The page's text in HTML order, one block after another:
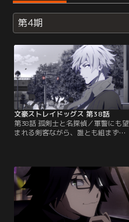
第4期
文豪ストレイドッグス 第38話
第38話 孤剣士と名探偵／軍警にも望
まれる剣客ながら、誰とも組まず一
長が暗殺されてしまったのだ。現場
では、すでに犯人が捕らえられてい
たが、福沢はその状況に違和感を覚
える。そこに、事務見習いの面接を
受ける予定だったという学生帽の少
年がやって来て…。